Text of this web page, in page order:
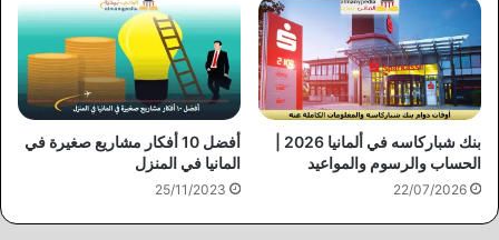
الحساب والرسوم والمواعيد
22/07/2026
أفضل 10 أفكار مشاريع صغيرة في
المانيا في المنزل
25/11/2023